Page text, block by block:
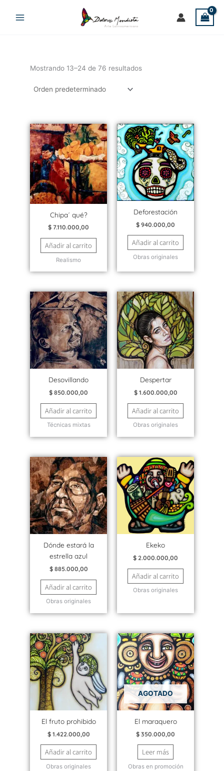
Mostrando 13–24 de 76 resultados
Chipa´ qué?
$ 7.110.000,00
Añadir al carrito
Realismo
Deforestación
$ 940.000,00
Añadir al carrito
Obras originales
Desovillando
$ 850.000,00
Añadir al carrito
Técnicas mixtas
Despertar
$1.600.000,00
Añadir al carrito
Obras originales
Dónde estará la
estrella azul
$885.000,00
Añadir al carrito
Obras originales
Ekeko
$ 2.000.000,00
Añadir al carrito
Obras originales
El fruto prohibido
$1.422.000,00
Añadir al carrito
Obras originales
AGOTADO
El maraquero
$ 350.000,00
Leer más
Obras en promoción